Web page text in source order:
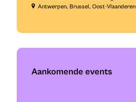
Antwerpen Brussel Oost-Vlaanderen
Aankomende events